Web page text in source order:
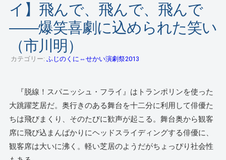
イ】飛んで、飛んで、飛んで
――爆笑喜劇に込められた笑い
（市川明）
カテゴリー: ふじのくに⇔せかい演劇祭2013
『脱線！スパニッシュ・フライ』はトランポリンを使った
大跳躍芝居だ。奥行きのある舞台を十二分に利用して俳優た
ちは飛びまくり、そのたびに歓声が起こる。舞台奥から観客
席に飛び込まんばかりにヘッドスライディングする俳優に、
観客席は大いに沸く。軽い芝居のようだがちょっぴり社会性